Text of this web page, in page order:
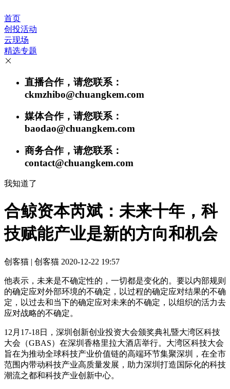
首页
创投活动
云现场
精选专题
直播合作，请您联系：
ckmzhibo@chuangkem.com
媒体合作，请您联系：
baodao@chuangkem.com
商务合作，请您联系：
contact@chuangkem.com
我知道了
合鲸资本芮斌：未来十年，科
技赋能产业是新的方向和机会
创客猫 | 创客猫 2020-12-22 19:57
他表示，未来是不确定性的，一切都是变化的。要以内部规则
的确定应对外部环境的不确定，以过程的确定应对结果的不确
定，以过去和当下的确定应对未来的不确定，以组织的活力去
应对战略的不确定。
12月17-18日，深圳创新创业投资大会颁奖典礼暨大湾区科技
大会（GBAS）在深圳香格里拉大酒店举行。大湾区科技大会
旨在为推动全球科技产业价值链的高端环节集聚深圳，在全市
范围内带动科技产业高质量发展，助力深圳打造国际化的科技
潮流之都和科技产业创新中心。